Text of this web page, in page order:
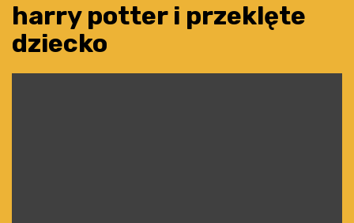
harry potter i przeklęte
dziecko